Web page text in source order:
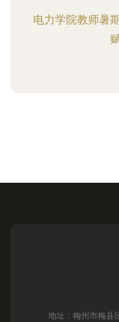
电力学院教师暑
地址：梅州市梅县